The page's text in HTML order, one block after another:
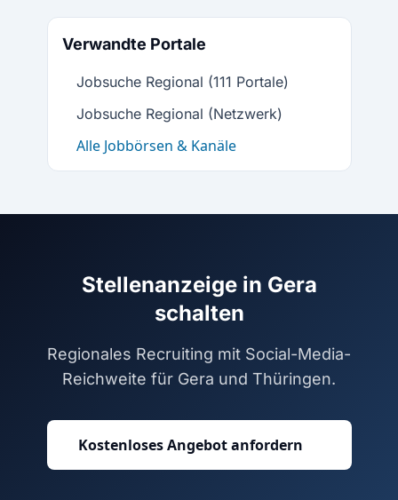
Verwandte Portale
Jobsuche Regional (111 Portale)
Jobsuche Regional (Netzwerk)
Alle Jobbörsen & Kanäle
Stellenanzeige in Gera
schalten
Regionales Recruiting mit Social-Media-
Reichweite für Gera und Thüringen.
Kostenloses Angebot anfordern